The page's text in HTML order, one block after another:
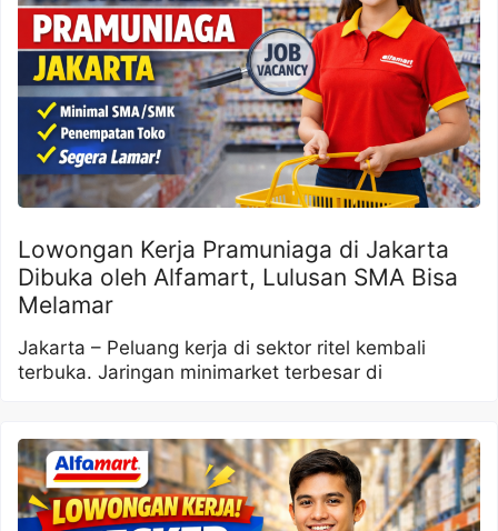
Lowongan Kerja Pramuniaga di Jakarta
Dibuka oleh Alfamart, Lulusan SMA Bisa
Melamar
Jakarta – Peluang kerja di sektor ritel kembali
terbuka. Jaringan minimarket terbesar di